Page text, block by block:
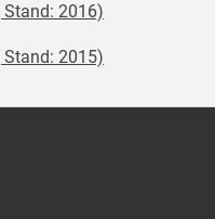
2016)
2015)